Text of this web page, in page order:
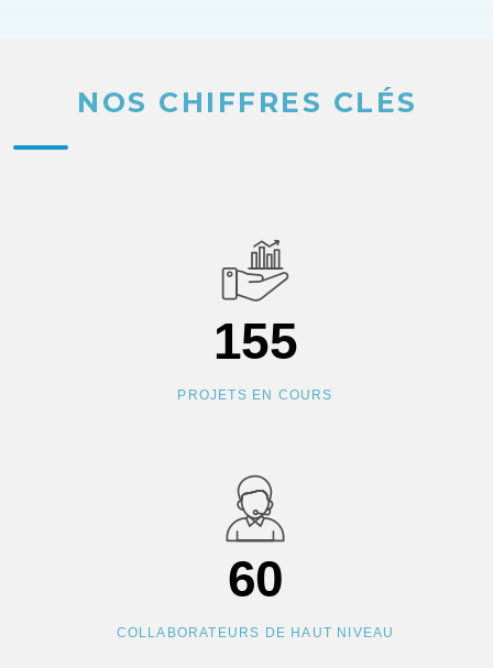
NOS CHIFFRES CLÉS
155
PROJETS EN COURS
60
COLLABORATEURS DE HAUT NIVEAU